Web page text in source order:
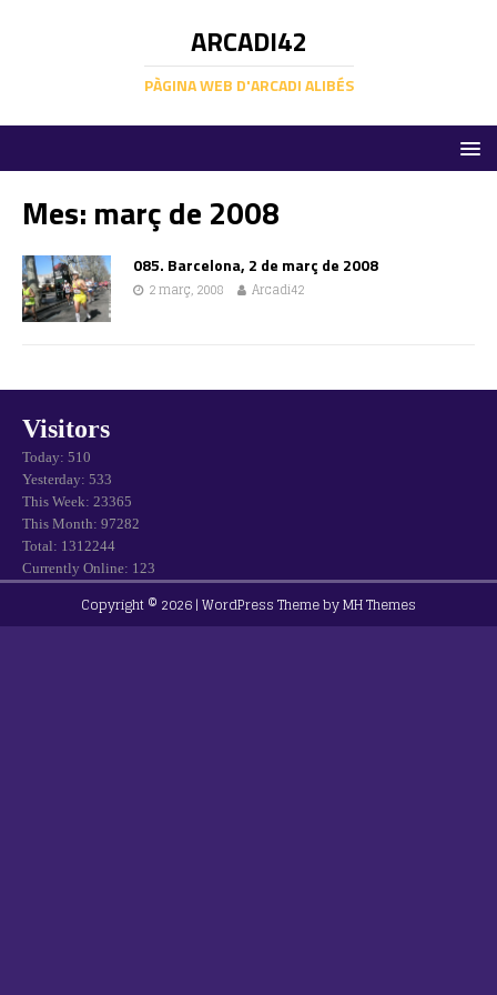
ARCADI42
PÀGINA WEB D'ARCADI ALIBÉS
Mes: març de 2008
085. Barcelona, 2 de març de 2008
2 març, 2008 Arcadi42
Visitors
Today: 510
Yesterday: 533
This Week: 23365
This Month: 97282
Total: 1312244
Currently Online: 123
Copyright © 2026 | WordPress Theme byMH Themes